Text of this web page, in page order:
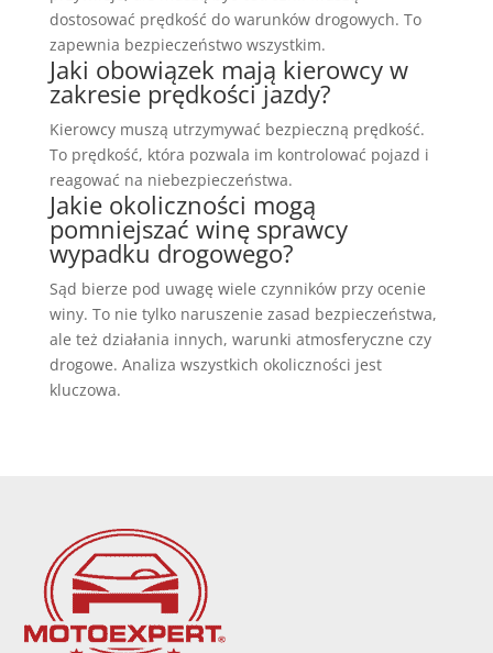
dostosować prędkość do warunków drogowych. To
zapewnia bezpieczeństwo wszystkim.
Jaki obowiązek mają kierowcy w
zakresie prędkości jazdy?
Kierowcy muszą utrzymywać bezpieczną prędkość.
To prędkość, która pozwala im kontrolować pojazd i
reagować na niebezpieczeństwa.
Jakie okoliczności mogą
pomniejszać winę sprawcy
wypadku drogowego?
Sąd bierze pod uwagę wiele czynników przy ocenie
winy. To nie tylko naruszenie zasad bezpieczeństwa,
ale też działania innych, warunki atmosferyczne czy
drogowe. Analiza wszystkich okoliczności jest
kluczowa.